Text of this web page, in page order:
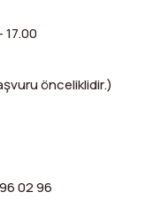
17.00
önceliklidir.)
02 96